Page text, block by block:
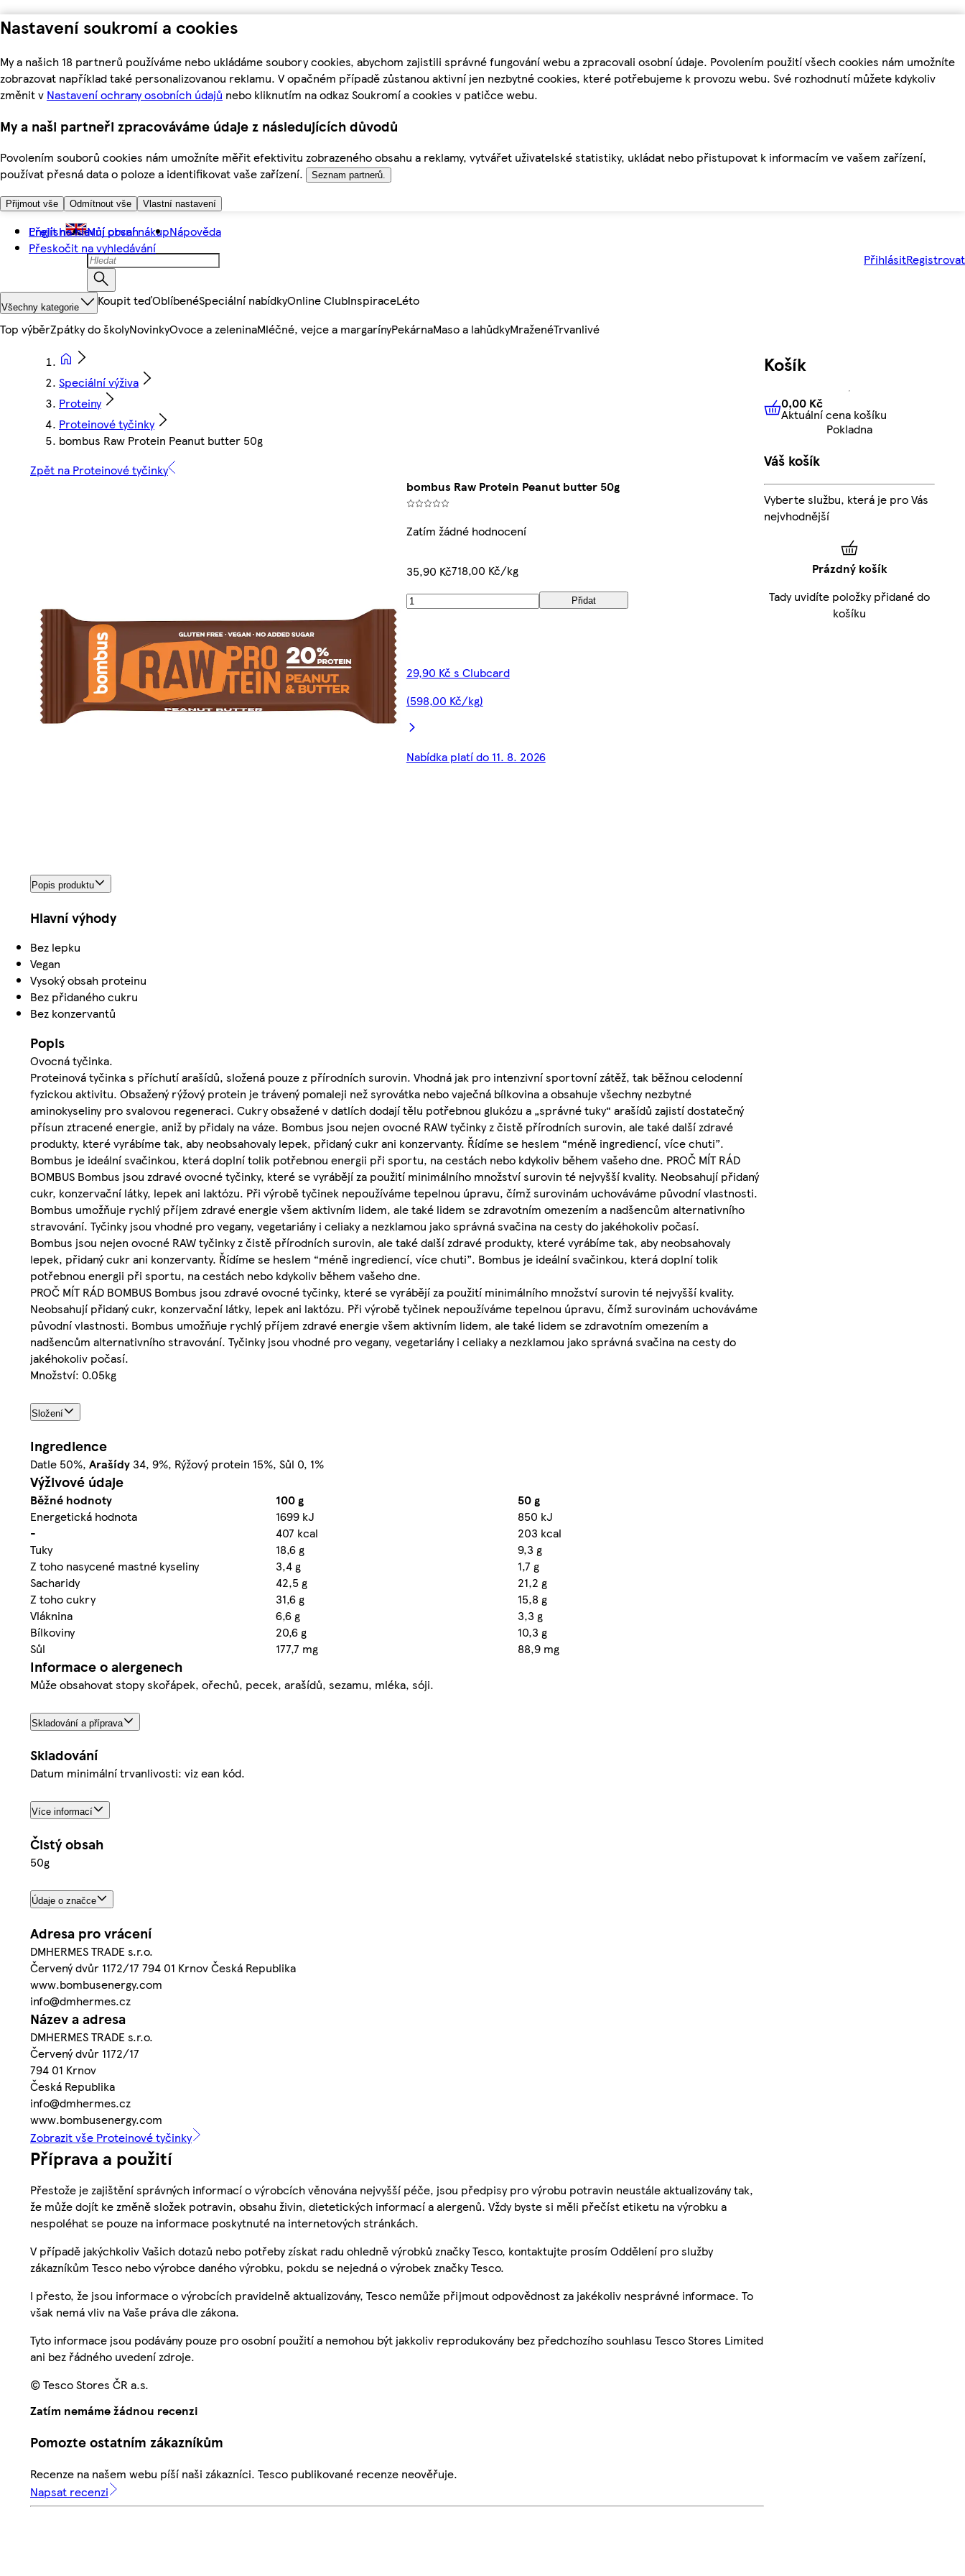
Nastavení soukromí a cookies
My a našich 18 partnerů používáme nebo ukládáme soubory cookies, abychom zajistili správné fungování webu a zpracovali osobní údaje. Povolením použití všech cookies nám umožníte
zobrazovat například také personalizovanou reklamu. V opačném případě zůstanou aktivní jen nezbytné cookies, které potřebujeme k provozu webu. Své rozhodnutí můžete kdykoliv
změnit v Nastavení ochrany osobních údajů nebo kliknutím na odkaz Soukromí a cookies v patičce webu.
My a naši partneři zpracováváme údaje z následujících důvodů
Povolením souborů cookies nám umožníte měřit efektivitu zobrazeného obsahu a reklamy, vytvářet uživatelské statistiky, ukládat nebo přistupovat k informacím ve vašem zařízení,
používat přesná data o poloze a identifikovat vaše zařízení.
Seznam partnerů.
Přijmout vše Odmítnout vše Vlastní nastavení
Přejít na hlavní obsah
Přeskočit na vyhledávání
English Můj první nákupNápověda
PřihlásitRegistrovat
Všechny kategorie Koupit teďOblíbenéSpeciální nabídkyOnline ClubInspiraceLéto
Top výběrZpátky do školyNovinkyOvoce a zeleninaMléčné, vejce a margarínyPekárnaMaso a lahůdkyMraženéTrvanlivé
Speciální výživa
Proteiny
Proteinové tyčinky
bombus Raw Protein Peanut butter 50g
Zpět na Proteinové tyčinky
bombus Raw Protein Peanut butter 50g
Zatím žádné hodnocení
35,90 Kč718,00 Kč/kg
Přidat
29,90 Kč s Clubcard
(598,00 Kč/kg)
Nabídka platí do 11. 8. 2026
Popis produktu
Hlavní výhody
Bez lepku
Vegan
Vysoký obsah proteinu
Bez přidaného cukru
Bez konzervantů
Popis
Ovocná tyčinka.
Proteinová tyčinka s příchutí arašídů, složená pouze z přírodních surovin. Vhodná jak pro intenzivní sportovní zátěž, tak běžnou celodenní
fyzickou aktivitu. Obsažený rýžový protein je trávený pomaleji než syrovátka nebo vaječná bílkovina a obsahuje všechny nezbytné
aminokyseliny pro svalovou regeneraci. Cukry obsažené v datlích dodají tělu potřebnou glukózu a „správné tuky“ arašídů zajistí dostatečný
přísun ztracené energie, aniž by přidaly na váze. Bombus jsou nejen ovocné RAW tyčinky z čistě přírodních surovin, ale také další zdravé
produkty, které vyrábíme tak, aby neobsahovaly lepek, přidaný cukr ani konzervanty. Řídíme se heslem “méně ingrediencí, více chuti”.
Bombus je ideální svačinkou, která doplní tolik potřebnou energii při sportu, na cestách nebo kdykoliv během vašeho dne. PROČ MÍT RÁD
BOMBUS Bombus jsou zdravé ovocné tyčinky, které se vyrábějí za použití minimálního množství surovin té nejvyšší kvality. Neobsahují přidaný
cukr, konzervační látky, lepek ani laktózu. Při výrobě tyčinek nepoužíváme tepelnou úpravu, čímž surovinám uchováváme původní vlastnosti.
Bombus umožňuje rychlý příjem zdravé energie všem aktivním lidem, ale také lidem se zdravotním omezením a nadšencům alternativního
stravování. Tyčinky jsou vhodné pro vegany, vegetariány i celiaky a nezklamou jako správná svačina na cesty do jakéhokoliv počasí.
Bombus jsou nejen ovocné RAW tyčinky z čistě přírodních surovin, ale také další zdravé produkty, které vyrábíme tak, aby neobsahovaly
lepek, přidaný cukr ani konzervanty. Řídíme se heslem “méně ingrediencí, více chuti”. Bombus je ideální svačinkou, která doplní tolik
potřebnou energii při sportu, na cestách nebo kdykoliv během vašeho dne.
PROČ MÍT RÁD BOMBUS Bombus jsou zdravé ovocné tyčinky, které se vyrábějí za použití minimálního množství surovin té nejvyšší kvality.
Neobsahují přidaný cukr, konzervační látky, lepek ani laktózu. Při výrobě tyčinek nepoužíváme tepelnou úpravu, čímž surovinám uchováváme
původní vlastnosti. Bombus umožňuje rychlý příjem zdravé energie všem aktivním lidem, ale také lidem se zdravotním omezením a
nadšencům alternativního stravování. Tyčinky jsou vhodné pro vegany, vegetariány i celiaky a nezklamou jako správná svačina na cesty do
jakéhokoliv počasí.
Množství: 0.05kg
Složení
Ingredience
Datle 50%, Arašídy 34, 9%, Rýžový protein 15%, Sůl 0, 1%
Výživové údaje
Běžné hodnoty 100 g
50 g
Energetická hodnota
1699 kJ
850 kJ
-
407 kcal
203 kcal
Tuky
18,6 g
9,3 g
Z toho nasycené mastné kyseliny
3,4 g
1,7 g
Sacharidy
42,5 g
21,2 g
Z toho cukry
31,6 g
15,8 g
Vláknina
6,6 g
3,3 g
Bílkoviny
20,6 g
10,3 g
Sůl
177,7 mg 88,9 mg
Informace o alergenech
Může obsahovat stopy skořápek, ořechů, pecek, arašídů, sezamu, mléka, sóji.
Skladování a příprava
Skladování
Datum minimální trvanlivosti: viz ean kód.
Více informací
Čistý obsah
50g
Údaje o značce
Adresa pro vrácení
DMHERMES TRADE s.r.o.
Červený dvůr 1172/17 794 01 Krnov Česká Republika
www.bombusenergy.com
info@dmhermes.cz
Název a adresa
DMHERMES TRADE s.r.o.
Červený dvůr 1172/17
794 01 Krnov
Česká Republika
info@dmhermes.cz
www.bombusenergy.com
Zobrazit vše Proteinové tyčinky
Příprava a použití
Přestože je zajištění správných informací o výrobcích věnována nejvyšší péče, jsou předpisy pro výrobu potravin neustále aktualizovány tak,
že může dojít ke změně složek potravin, obsahu živin, dietetických informací a alergenů. Vždy byste si měli přečíst etiketu na výrobku a
nespoléhat se pouze na informace poskytnuté na internetových stránkách.
V případě jakýchkoliv Vašich dotazů nebo potřeby získat radu ohledně výrobků značky Tesco, kontaktujte prosím Oddělení pro služby
zákazníkům Tesco nebo výrobce daného výrobku, pokdu se nejedná o výrobek značky Tesco.
I přesto, že jsou informace o výrobcích pravidelně aktualizovány, Tesco nemůže přijmout odpovědnost za jakékoliv nesprávné informace. To
však nemá vliv na Vaše práva dle zákona.
Tyto informace jsou podávány pouze pro osobní použití a nemohou být jakkoliv reprodukovány bez předchozího souhlasu Tesco Stores Limited
ani bez řádného uvedení zdroje.
© Tesco Stores ČR a.s.
Zatím nemáme žádnou recenzi
Pomozte ostatním zákazníkům
Recenze na našem webu píší naši zákazníci. Tesco publikované recenze neověřuje.
Napsat recenzi
Košík
0,00 KčAktuální cena košíku
0,00 Kč
Aktuální cena košíku
Pokladna
Váš košík
Vyberte službu, která je pro Vás
nejvhodnější
Prázdný košík
Tady uvidíte položky přidané do
košíku